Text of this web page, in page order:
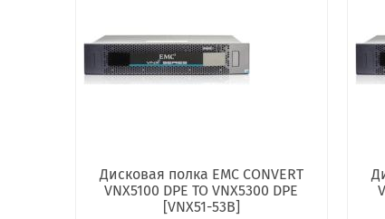
Дисковая полка EMC CONVERT
VNX5100 DPE TO VNX5300 DPE
[VNX51-53B]